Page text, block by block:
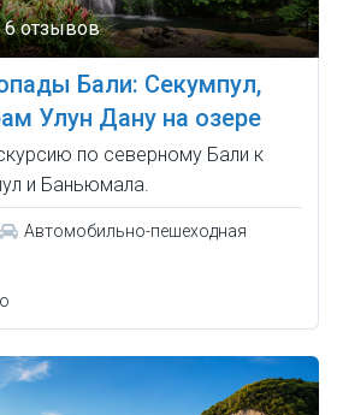
6 отзывов
Бали: Секумпул,
Улун Дану на озере
по северному Бали к
и Баньюмала.
Автомобильно-пешеходная